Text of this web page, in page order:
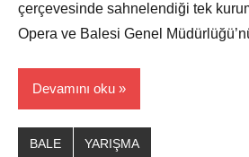
çerçevesinde sahnelendiği tek
Opera ve Balesi Genel
Devamını oku
BALE YARIŞMA